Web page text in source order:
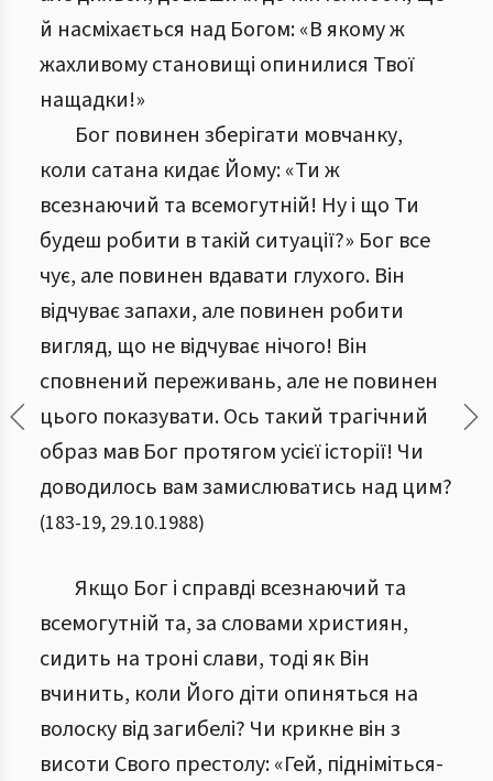
й насміхається над Богом: «В якому ж
жахливому становищі опинилися Твої
нащадки!»
Бог повинен зберігати мовчанку,
коли сатана кидає Йому: «Ти ж
всезнаючий та всемогутній! Ну і що Ти
будеш робити в такій ситуації?» Бог все
чує, але повинен вдавати глухого. Він
відчуває запахи, але повинен робити
вигляд, що не відчуває нічого! Він
сповнений переживань, але не повинен
цього показувати. Ось такий трагічний
образ мав Бог протягом усієї історії! Чи
доводилось вам замислюватись над цим?
(183-19, 29.10.1988)
Якщо Бог і справді всезнаючий та
всемогутній та, за словами християн,
сидить на троні слави, тоді як Він
вчинить, коли Його діти опиняться на
волоску від загибелі? Чи крикне він з
висоти Свого престолу: «Гей, підніміться-